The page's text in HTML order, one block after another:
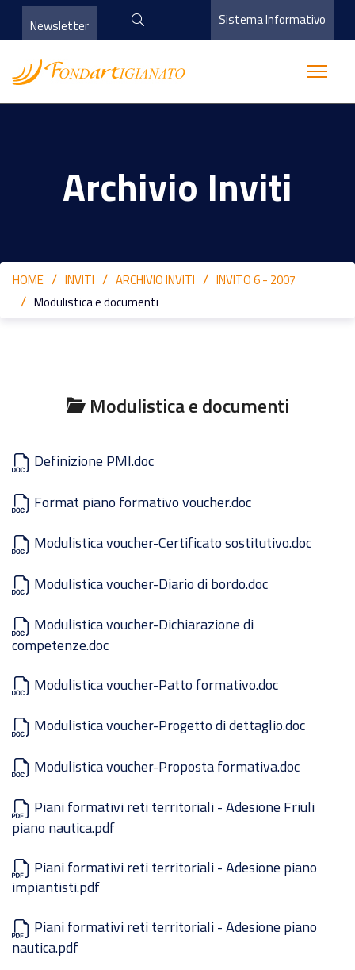
Newsletter Sistema Informativo
Archivio Inviti
HOME INVITI ARCHIVIO INVITI
INVITO 6 - 2007
Modulistica e documenti
Modulistica e documenti
Definizione PMI.doc
Format piano formativo voucher.doc
Modulistica voucher-Certificato sostitutivo.doc
Modulistica voucher-Diario di bordo.doc
Modulistica voucher-Dichiarazione di
competenze.doc
Modulistica voucher-Patto formativo.doc
Modulistica voucher-Progetto di dettaglio.doc
Modulistica voucher-Proposta formativa.doc
Piani formativi reti territoriali - Adesione Friuli
piano nautica.pdf
Piani formativi reti territoriali - Adesione piano
impiantisti.pdf
Piani formativi reti territoriali - Adesione piano
nautica.pdf